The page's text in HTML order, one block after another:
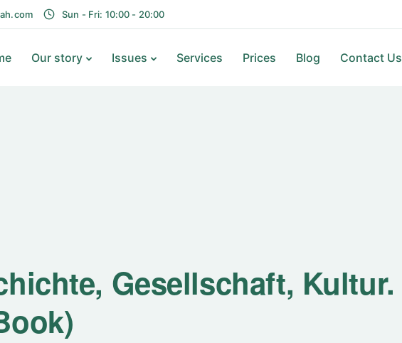
Sun - Fri: 10:00 - 20:00
Our story Issues Services Prices Blog Contact Us
Gesellschaft, Kultur.